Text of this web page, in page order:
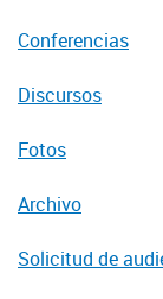
Conferencias
Discursos
Fotos
Archivo
Solicitud de